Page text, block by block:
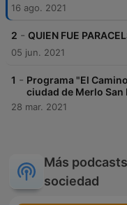
16 ago. 2021
2 - QUIEN FUE
05 jun. 2021
1 - Programa "El
ciudad de Merlo
28 mar. 2021
Más
sociedad